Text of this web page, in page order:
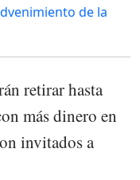
de la
retirar hasta
más dinero en
invitados a